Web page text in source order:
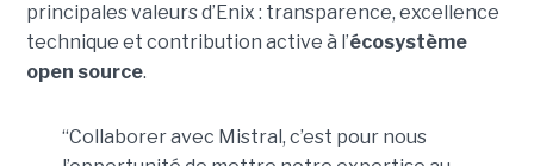
principales valeurs d’Enix : transparence, excellence
technique et contribution active à l’écosystème
open source.
“Collaborer avec Mistral, c’est pour nous